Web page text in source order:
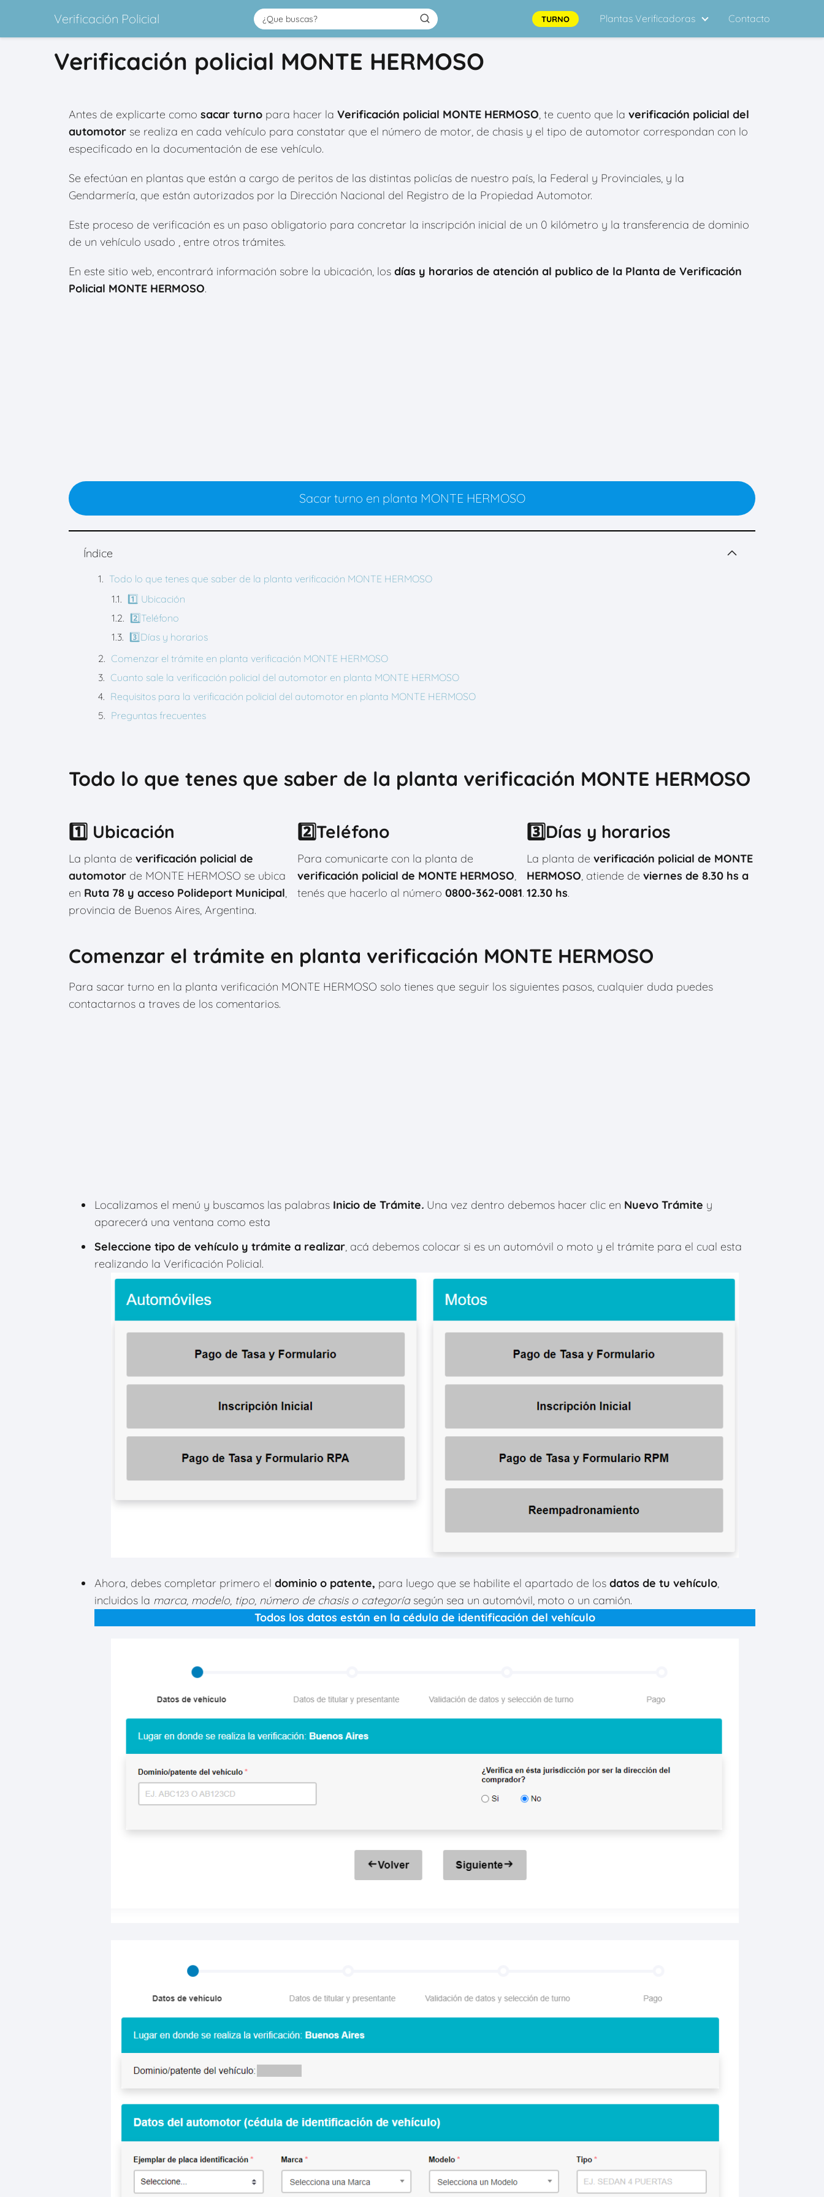
Verificación Policial TURNO Plantas Verificadoras Contacto
Verificación policial MONTE HERMOSO
Antes de explicarte como sacar turno para hacer la Verificación policial MONTE HERMOSO, te cuento que la verificación policial del
automotor se realiza en cada vehículo para constatar que el número de motor, de chasis y el tipo de automotor correspondan con lo
especificado en la documentación de ese vehículo.
Se efectúan en plantas que están a cargo de peritos de las distintas policías de nuestro país, la Federal y Provinciales, y la
Gendarmería, que están autorizados por la Dirección Nacional del Registro de la Propiedad Automotor.
Este proceso de verificación es un paso obligatorio para concretar la inscripción inicial de un 0 kilómetro y la transferencia de dominio
de un vehículo usado , entre otros trámites.
En este sitio web, encontrará información sobre la ubicación, los días y horarios de atención al publico de la Planta de Verificación
Policial MONTE HERMOSO.
Sacar turno en planta MONTE HERMOSO
Índice
Todo lo que tenes que saber de la planta verificación MONTE HERMOSO
1️⃣ Ubicación
2️⃣Teléfono
3️⃣Días y horarios
Comenzar el trámite en planta verificación MONTE HERMOSO
Cuanto sale la verificación policial del automotor en planta MONTE HERMOSO
Requisitos para la verificación policial del automotor en planta MONTE HERMOSO
Preguntas frecuentes
Todo lo que tenes que saber de la planta verificación MONTE HERMOSO
1️⃣ Ubicación
La planta de verificación policial de
automotor de MONTE HERMOSO se ubica
en Ruta 78 y acceso Polideport Municipal,
provincia de Buenos Aires, Argentina.
2️⃣Teléfono
Para comunicarte con la planta de
verificación policial de MONTE HERMOSO,
tenés que hacerlo al número 0800-362-0081.
3️⃣Días y horarios
La planta de verificación policial de MONTE
HERMOSO, atiende de viernes de 8.30 hs a
12.30 hs.
Comenzar el trámite en planta verificación MONTE HERMOSO
Para sacar turno en la planta verificación MONTE HERMOSO solo tienes que seguir los siguientes pasos, cualquier duda puedes
contactarnos a traves de los comentarios.
Localizamos el menú y buscamos las palabras Inicio de Trámite. Una vez dentro debemos hacer clic en Nuevo Trámite y
aparecerá una ventana como esta
Seleccione tipo de vehículo y trámite a realizar, acá debemos colocar si es un automóvil o moto y el trámite para el cual esta
realizando la Verificación Policial.
Ahora, debes completar primero el dominio o patente, para luego que se habilite el apartado de los datos de tu vehículo,
incluidos la marca, modelo, tipo, número de chasis o categoríasegún sea un automóvil, moto o un camión.
Todos los datos están en la cédula de identificación del vehículo